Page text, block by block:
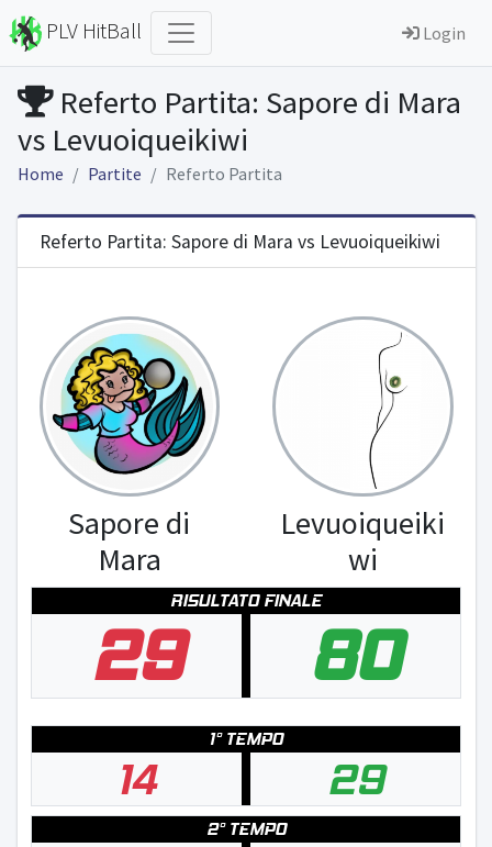
PLV HitBall Login
Referto Partita: Sapore di Mara
vs Levuoiqueikiwi
Home Partite Referto Partita
Referto Partita: Sapore di Mara vs Levuoiqueikiwi
Sapore di
Mara
Levuoiqueiki
wi
RISULTATO FINALE
29 80
1° TEMPO
14 29
2° TEMPO